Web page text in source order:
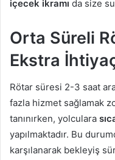
içecek ikramı da size
Orta Süreli
Ekstra
Rötar süresi 2-3 saat
fazla hizmet sağlamak
tanınırken, yolculara
yapılmaktadır. Bu
karşılanarak bekleyiş